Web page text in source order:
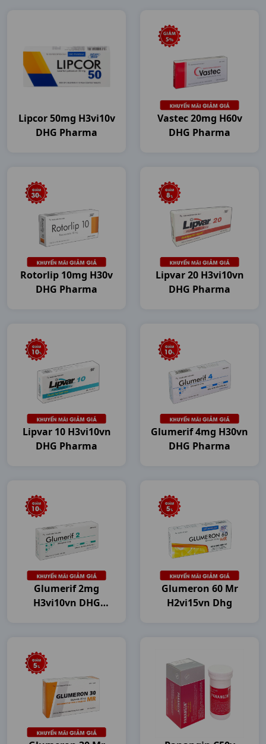
Lipcor 50mg H3vi10v
DHG Pharma
Vastec 20mg H60v
DHG Pharma
Rotorlip 10mg H30v
DHG Pharma
Lipvar 20 H3vi10vn
DHG Pharma
Lipvar 10 H3vi10vn
DHG Pharma
Glumerif 4mg H30vn
DHG Pharma
Glumerif 2mg
H3vi10vn DHG
Glumeron 60 Mr
H2vi15vn Dhg